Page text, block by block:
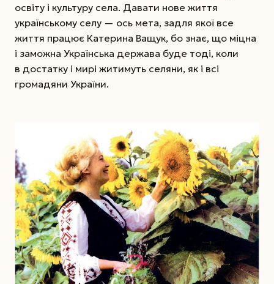
освіту і культуру села. Давати нове життя
українському селу — ось мета, задля якої все
життя працює Катерина Ващук, бо знає, що міцна
і заможна Українська держава буде тоді, коли
в достатку і мирі житимуть селяни, як і всі
громадяни України.